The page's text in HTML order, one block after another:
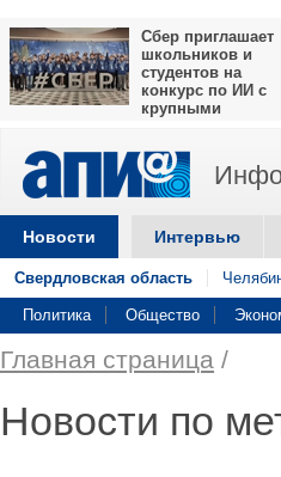
Сбер приглашает
школьников и
студентов на
конкурс по ИИ с
крупными
Новости Интервью
Свердловская область
Политика Общество
Главная страница /
Новости по